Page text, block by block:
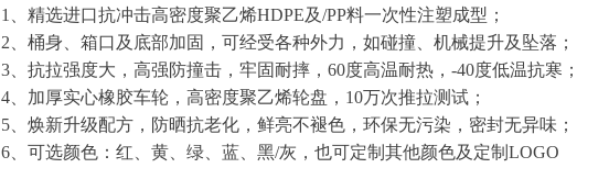
1、精选进口抗冲击高密度聚乙烯HDPE及/PP料一次性注塑成型；
2、桶身、箱口及底部加固，可经受各种外力，如碰撞、机械提升及坠落；
3、抗拉强度大，高强防撞击，牢固耐摔，60度高温耐热，-40度低温抗寒；
4、加厚实心橡胶车轮，高密度聚乙烯轮盘，10万次推拉测试；
5、焕新升级配方，防晒抗老化，鲜亮不褪色，环保无污染，密封无异味；
6、可选颜色：红、黄、绿、蓝、黑/灰，也可定制其他颜色及定制LOGO